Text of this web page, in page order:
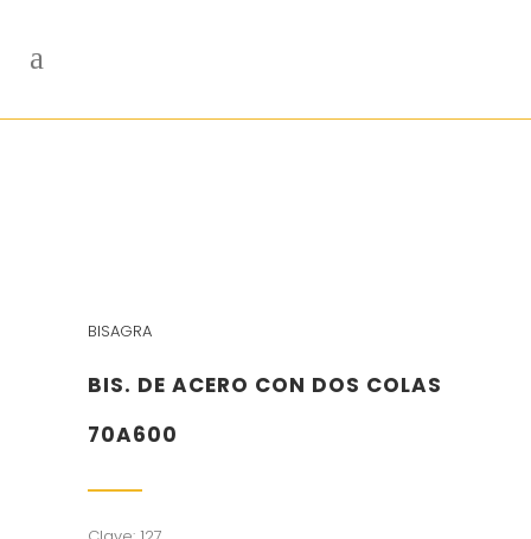
BISAGRA
BIS. DE ACERO CON DOS COLAS
70A600